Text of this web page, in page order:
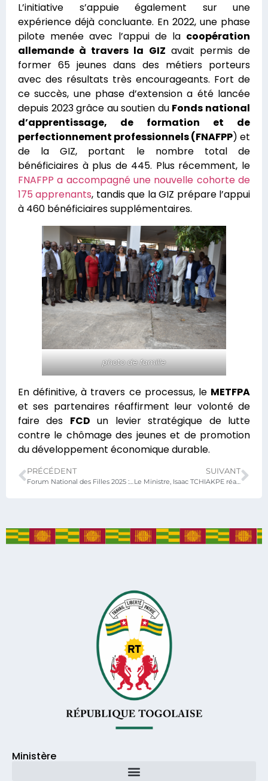
L’initiative s’appuie également sur une
expérience déjà concluante. En 2022, une phase
pilote menée avec l’appui de la coopération
allemande à travers la GIZ avait permis de
former 65 jeunes dans des métiers porteurs
avec des résultats très encourageants. Fort de
ce succès, une phase d’extension a été lancée
depuis 2023 grâce au soutien du Fonds national
d’apprentissage, de formation et de
perfectionnement professionnels (FNAFPP) et
de la GIZ, portant le nombre total de
bénéficiaires à plus de 445. Plus récemment, le
FNAFPP a accompagné une nouvelle cohorte de
175 apprenants, tandis que la GIZ prépare l’appui
à 460 bénéficiaires supplémentaires.
photo de famille
En définitive, à travers ce processus, le METFPA
et ses partenaires réaffirment leur volonté de
faire des FCD un levier stratégique de lutte
contre le chômage des jeunes et de promotion
du développement économique durable.
PRÉCÉDENT
Forum National des Filles 2025 : un espace d’écoute et d’action pour un Togo inclusif
SUIVANT
Le Ministre, Isaac TCHIAKPE réaffirme l’engagement du Gouvernement en faveur des formations de courte durée.
Ministère